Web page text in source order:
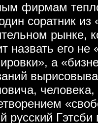
фирмам
соратник из
рынке,
назвать его
а
человека,
русский